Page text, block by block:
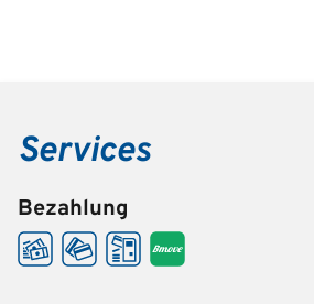
Services
Bezahlung